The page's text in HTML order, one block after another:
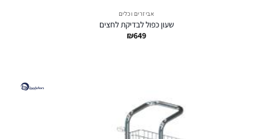
אביזרים וכלים
שעון כפול לבדיקת לחצים
₪649